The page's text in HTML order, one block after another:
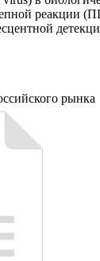
реакции
рынка